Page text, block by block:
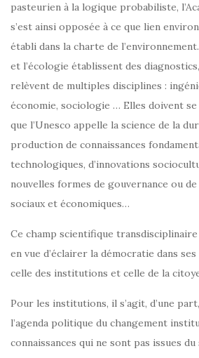
pasteurien à la logique probabiliste,
s’est ainsi opposée à ce que lien
établi dans la charte de
et l’écologie établissent des
relèvent de multiples disciplines :
économie, sociologie … Elles doivent se
que l’Unesco appelle la science de la
production de connaissances
technologiques, d’innovations
nouvelles formes de gouvernance ou de
sociaux et économiques…
Ce champ scientifique
en vue d’éclairer la démocratie dans
celle des institutions et celle de la
Pour les institutions, il s’agit, d’une
l’agenda politique du changement
connaissances qui ne sont pas issues